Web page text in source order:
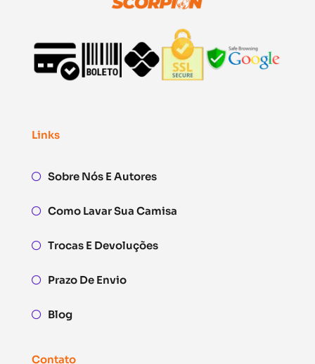
Links
Sobre Nós E Autores
Como Lavar Sua Camisa
Trocas E Devoluções
Prazo De Envio
Blog
Contato